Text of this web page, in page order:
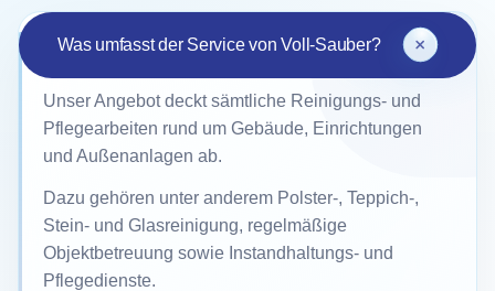
Was umfasst der Service von Voll-Sauber?
Unser Angebot deckt sämtliche Reinigungs- und
Pflegearbeiten rund um Gebäude, Einrichtungen
und Außenanlagen ab.
Dazu gehören unter anderem Polster-, Teppich-,
Stein- und Glasreinigung, regelmäßige
Objektbetreuung sowie Instandhaltungs- und
Pflegedienste.